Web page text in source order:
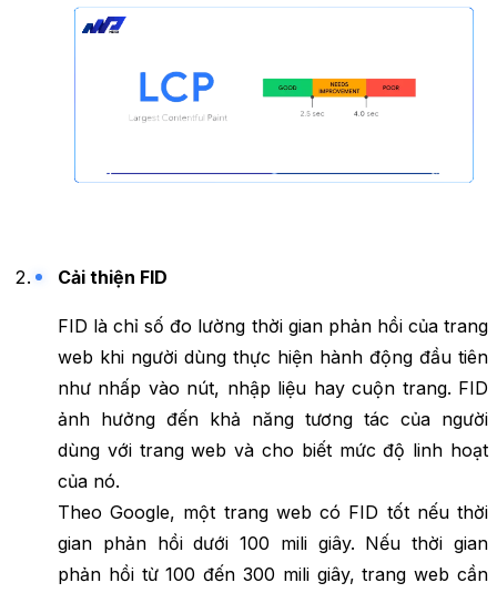
Cải thiện FID
FID là chỉ số đo lường thời gian phản hồi của trang
web khi người dùng thực hiện hành động đầu tiên
như nhấp vào nút, nhập liệu hay cuộn trang. FID
ảnh hưởng đến khả năng tương tác của người
dùng với trang web và cho biết mức độ linh hoạt
của nó.
Theo Google, một trang web có FID tốt nếu thời
gian phản hồi dưới 100 mili giây. Nếu thời gian
phản hồi từ 100 đến 300 mili giây, trang web cần